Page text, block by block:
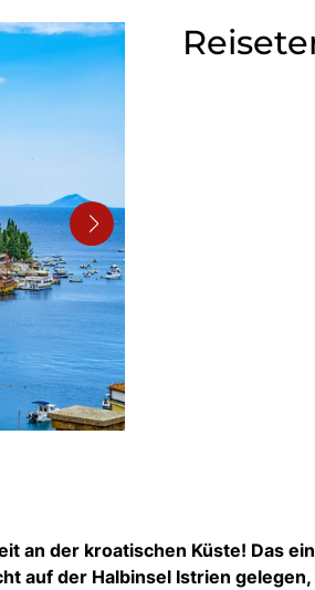
an der kroatischen Küste! Das
auf der Halbinsel Istrien gelegen,